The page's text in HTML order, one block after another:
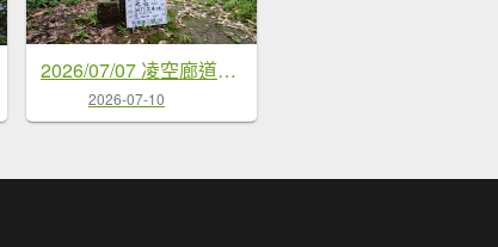
2026/07/07 凌空廊道↔️尖石山
2026-07-10